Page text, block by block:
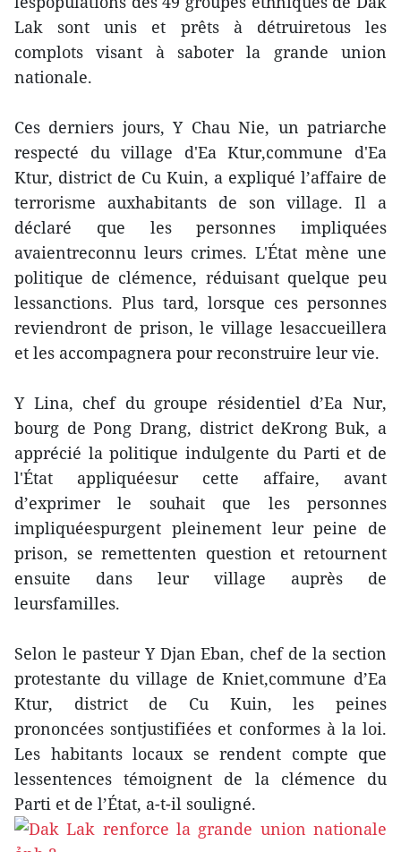
Lak sont unis et prêts à détruiretous les
complots visant à saboter la grande union
nationale.
Ces derniers jours, Y Chau Nie, un patriarche
respecté du village d'Ea Ktur,commune d'Ea
Ktur, district de Cu Kuin, a expliqué l’affaire de
terrorisme auxhabitants de son village. Il a
déclaré que les personnes impliquées
avaientreconnu leurs crimes. L'État mène une
politique de clémence, réduisant quelque peu
lessanctions. Plus tard, lorsque ces personnes
reviendront de prison, le village lesaccueillera
et les accompagnera pour reconstruire leur vie.
Y Lina, chef du groupe résidentiel d’Ea Nur,
bourg de Pong Drang, district deKrong Buk, a
apprécié la politique indulgente du Parti et de
l'État appliquéesur cette affaire, avant
d’exprimer le souhait que les personnes
impliquéespurgent pleinement leur peine de
prison, se remettenten question et retournent
ensuite dans leur village auprès de
leursfamilles.
Selon le pasteur Y Djan Eban, chef de la section
protestante du village de Kniet,commune d’Ea
Ktur, district de Cu Kuin, les peines
prononcées sontjustifiées et conformes à la loi.
Les habitants locaux se rendent compte que
lessentences témoignent de la clémence du
Parti et de l’État, a-t-il souligné.